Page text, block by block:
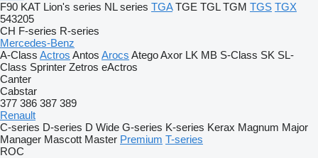
F90 KAT Lion's series NL series TGA TGE TGL TGM TGS TGX
543205
CH F-series R-series
Mercedes-Benz
A-Class Actros Antos Arocs AtegoAxor LK MB S-Class SK SL-
Class Sprinter Zetros eActros
Canter
Cabstar
377 386 387 389
Renault
C-series D-series D Wide G-series K-series Kerax Magnum Major
Manager Mascott Master Premium T-series
ROC